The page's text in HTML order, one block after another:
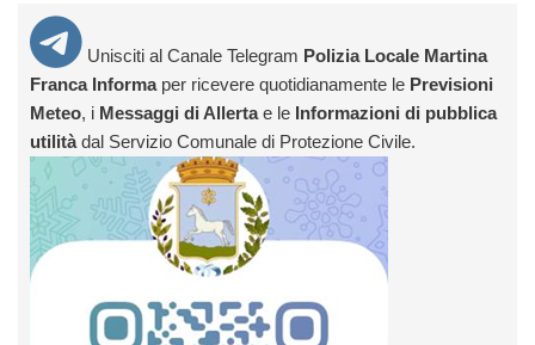
Unisciti al Canale Telegram Polizia Locale Martina
Franca Informaper ricevere quotidianamente le Previsioni
Meteo, i Messaggi di Allertae le Informazioni di pubblica
utilitàdal Servizio Comunale di Protezione Civile.